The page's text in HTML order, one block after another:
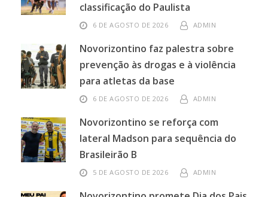
classificação do Paulista
6 DE AGOSTO DE 2026 ADMIN
Novorizontino faz palestra sobre
prevenção às drogas e à violência
para atletas da base
6 DE AGOSTO DE 2026 ADMIN
Novorizontino se reforça com
lateral Madson para sequência do
Brasileirão B
5 DE AGOSTO DE 2026 ADMIN